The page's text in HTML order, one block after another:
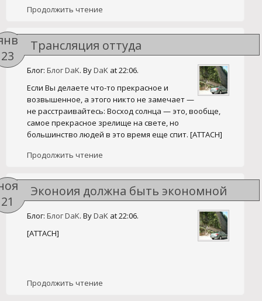
Продолжить чтение
23
Трансляция оттуда
Блог: Блог DaK. ByDaK at 22:06.
Продолжить чтение
Если Вы делаете что-то прекрасное и
возвышенное, а этого никто не замечает —
не расстраивайтесь: Восход солнца — это, вообще,
самое прекрасное зрелище на свете, но
большинство людей в это время еще спит. [ATTACH]
21
Эконоия должна быть экономной
Блог: Блог DaK. ByDaK at 22:06.
Продолжить чтение
[ATTACH]